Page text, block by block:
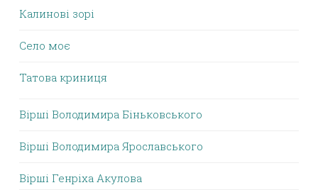
Калинові зорі
Село моє
Татова криниця
Вірші Володимира Біньковського
Вірші Володимира Ярославського
Вірші Генріха Акулова